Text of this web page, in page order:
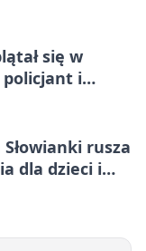
się w
policjant i
rusza
dla dzieci i